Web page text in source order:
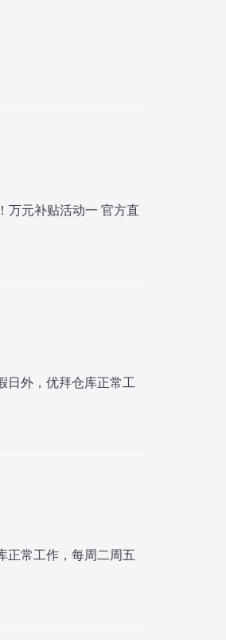
万元补贴活动一 官方直
日外，优拜仓库正常工
正常工作，每周二周五